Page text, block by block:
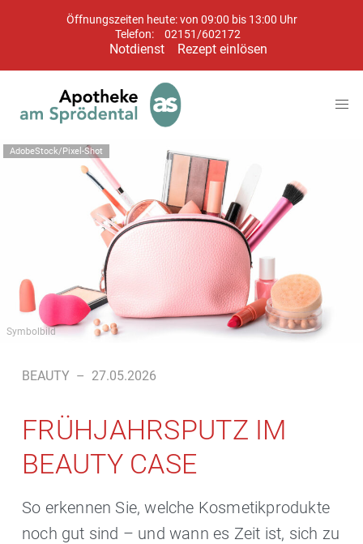
Öffnungszeiten heute: von 09:00 bis 13:00 Uhr
Telefon:
02151/602172
Notdienst Rezept einlösen
AdobeStock/Pixel-Shot
Symbolbild
BEAUTY – 27.05.2026
FRÜHJAHRSPUTZ IM
BEAUTY CASE
So erkennen Sie, welche Kosmetikprodukte
noch gut sind – und wann es Zeit ist, sich zu